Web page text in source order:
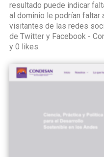
resultado puede indicar
al dominio le podrían
visitantes de las redes
de Twitter y Facebook -
y 0 likes.